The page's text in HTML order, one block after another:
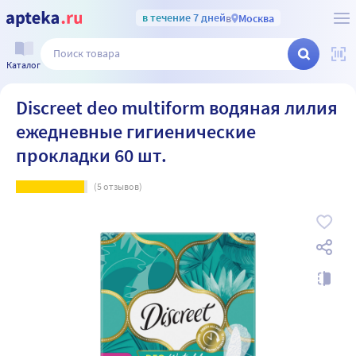
в течение 7 днейв Москва
Каталог
Discreet deo multiform водяная лилия
ежедневные гигиенические
прокладки 60 шт.
(5отзывов)